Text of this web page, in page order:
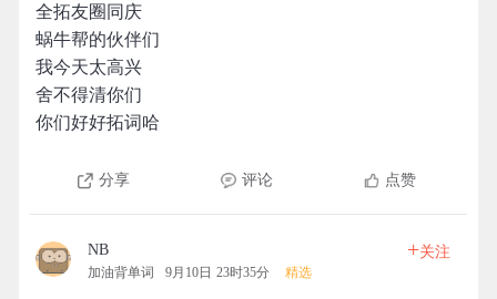
全拓友圈同庆
蜗牛帮的伙伴们
我今天太高兴
舍不得清你们
你们好好拓词哈
分享 评论 点赞
NB
加油背单词 9月10日 23时35分 精选
+关注